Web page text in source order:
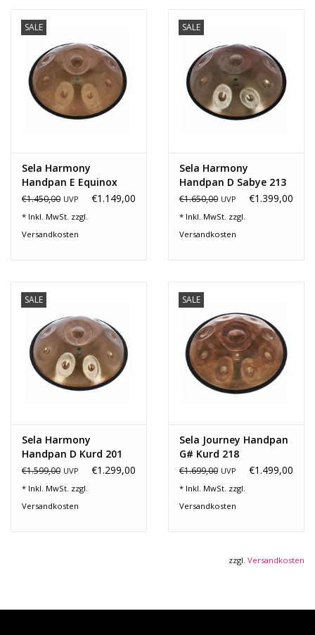
SALE
Sela Harmony
Handpan E Equinox
302
€1.450,00 UVP €1.149,00
* Inkl. MwSt. zzgl.
Versandkosten
SALE
Sela Harmony
Handpan D Sabye 213
€1.650,00 UVP €1.399,00
* Inkl. MwSt. zzgl.
Versandkosten
SALE
Sela Harmony
Handpan D Kurd 201
€1.599,00 UVP €1.299,00
* Inkl. MwSt. zzgl.
Versandkosten
SALE
Sela Journey Handpan
G# Kurd 218
€1.699,00 UVP €1.499,00
* Inkl. MwSt. zzgl.
Versandkosten
zzgl. Versandkosten